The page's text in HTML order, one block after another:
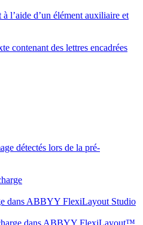
l’aide d’un élément auxiliaire et
contenant des lettres encadrées
détectés lors de la pré-
dans ABBYY FlexiLayout Studio